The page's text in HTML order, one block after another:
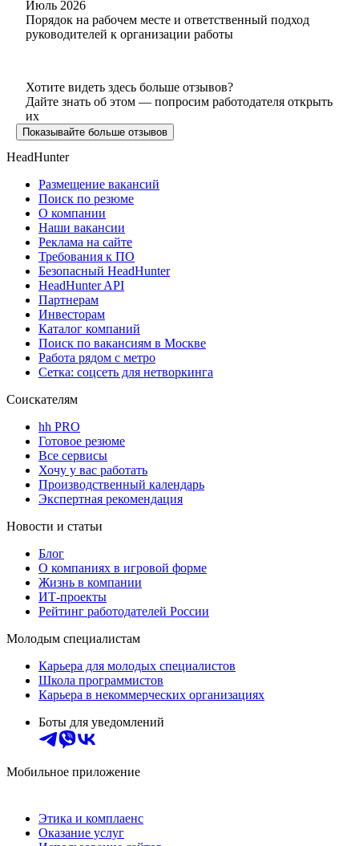
Июль 2026
Порядок на рабочем месте и ответственный подход
руководителей к организации работы
Хотите видеть здесь больше отзывов?
Дайте знать об этом — попросим работодателя открыть
их
Показывайте больше отзывов
HeadHunter
Размещение вакансий
Поиск по резюме
О компании
Наши вакансии
Реклама на сайте
Требования к ПО
Безопасный HeadHunter
HeadHunter API
Партнерам
Инвесторам
Каталог компаний
Поиск по вакансиям в Москве
Работа рядом с метро
Сетка: соцсеть для нетворкинга
Соискателям
hh PRO
Готовое резюме
Все сервисы
Хочу у вас работать
Производственный календарь
Экспертная рекомендация
Новости и статьи
Блог
О компаниях в игровой форме
Жизнь в компании
ИТ-проекты
Рейтинг работодателей России
Молодым специалистам
Карьера для молодых специалистов
Школа программистов
Карьера в некоммерческих организациях
Боты для уведомлений
Мобильное приложение
Этика и комплаенс
Оказание услуг